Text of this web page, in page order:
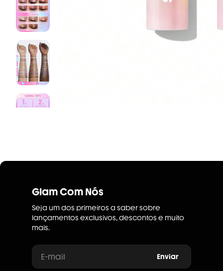
Glam Com Nós
Seja um dos primeiros a saber sobre
lançamentos exclusivos, descontos e muito
mais.
E-mail Enviar